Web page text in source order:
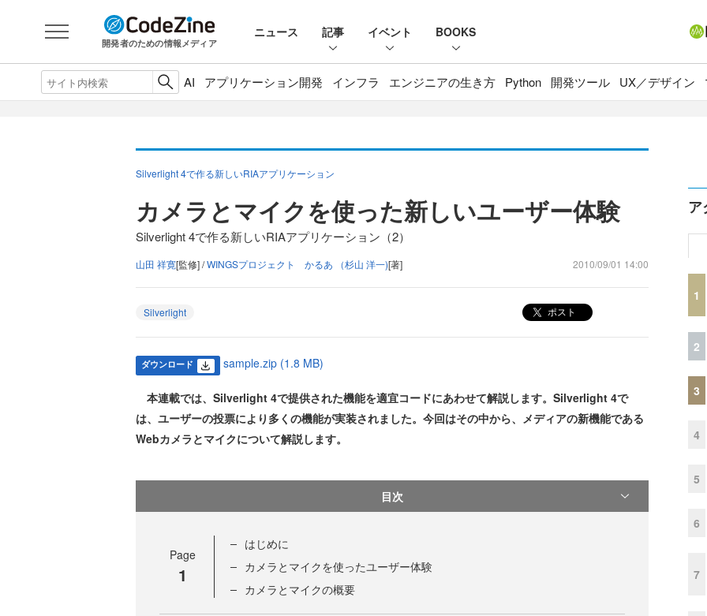
開発者のための情報メディア
ニュース 記事 イベント BOOKS
AI アプリケーション開発 インフラ エンジニアの生き方 Python 開発ツール UX／デザイン
Silverlight 4で作る新しいRIAアプリケーション
カメラとマイクを使った新しいユーザー体験
Silverlight 4で作る新しいRIAアプリケーション（2）
山田 祥寛[監修] /WINGSプロジェクト かるあ （杉山 洋一)[著] 2010/09/01 14:00
Silverlight ポスト
ダウンロード sample.zip (1.8 MB)
本連載では、Silverlight 4で提供された機能を適宜コードにあわせて解説します。Silverlight 4で
は、ユーザーの投票により多くの機能が実装されました。今回はその中から、メディアの新機能である
Webカメラとマイクについて解説します。
目次
Page
1
はじめに
カメラとマイクを使ったユーザー体験
カメラとマイクの概要
ア
1
2
3
4
5
6
7